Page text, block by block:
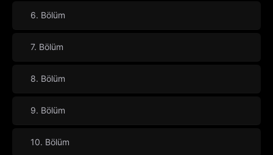
6. Bölüm
7. Bölüm
8. Bölüm
9. Bölüm
10. Bölüm